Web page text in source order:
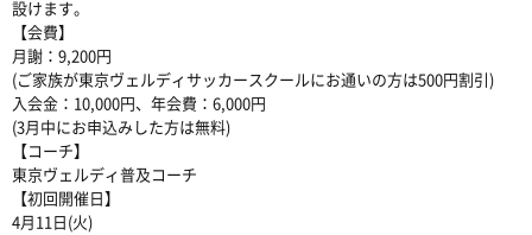
設けます。
【会費】
月謝：9,200円
(ご家族が東京ヴェルディサッカースクールにお通いの方は500円割引)
入会金：10,000円、年会費：6,000円
(3月中にお申込みした方は無料)
【コーチ】
東京ヴェルディ普及コーチ
【初回開催日】
4月11日(火)